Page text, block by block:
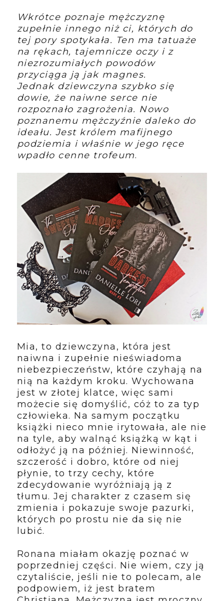
Wkrótce poznaje mężczyznę
zupełnie innego niż ci, których do
tej pory spotykała. Ten ma tatuaże
na rękach, tajemnicze oczy i z
niezrozumiałych powodów
przyciąga ją jak magnes.
Jednak dziewczyna szybko się
dowie, że naiwne serce nie
rozpoznało zagrożenia. Nowo
poznanemu mężczyźnie daleko do
ideału. Jest królem mafijnego
podziemia i właśnie w jego ręce
wpadło cenne trofeum.
Mia, to dziewczyna, która jest
naiwna i zupełnie nieświadoma
niebezpieczeństw, które czyhają na
nią na każdym kroku. Wychowana
jest w złotej klatce, więc sami
możecie się domyślić, cóż to za typ
człowieka. Na samym początku
książki nieco mnie irytowała, ale nie
na tyle, aby walnąć książką w kąt i
odłożyć ją na później. Niewinność,
szczerość i dobro, które od niej
płynie, to trzy cechy, które
zdecydowanie wyróżniają ją z
tłumu. Jej charakter z czasem się
zmienia i pokazuje swoje pazurki,
których po prostu nie da się nie
lubić.
Ronana miałam okazję poznać w
poprzedniej części. Nie wiem, czy ją
czytaliście, jeśli nie to polecam, ale
podpowiem, iż jest bratem